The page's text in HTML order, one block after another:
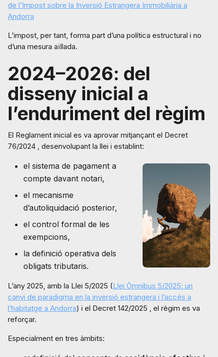
de l’Impost sobre la Inversió Estrangera Immobiliària a
Andorra
L’impost, per tant, forma part d’una política estructural i no
d’una mesura aïllada.
2024–2026: del
disseny inicial a
l’enduriment del règim
El Reglament inicial es va aprovar mitjançant el Decret
76/2024 , desenvolupant la llei i establint:
el sistema de pagament a
compte davant notari,
el mecanisme
d’autoliquidació posterior,
el control formal de les
exempcions,
la definició operativa dels
obligats tributaris.
L’any 2025, amb la Llei 5/2025 (Llei Òmnibus 5/2025: un
canvi de paradigma en la inversió estrangera i l’accés a
l’habitatge a Andorra) i el Decret 142/2025 , el règim es va
reforçar.
Especialment en tres àmbits: